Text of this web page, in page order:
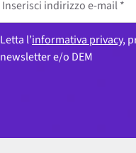
Letta l’informativa privacy,
newsletter e/o DEM